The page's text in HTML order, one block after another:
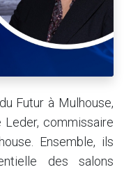
Futur à Mulhouse,
Leder, commissaire
Ensemble, ils
des salons